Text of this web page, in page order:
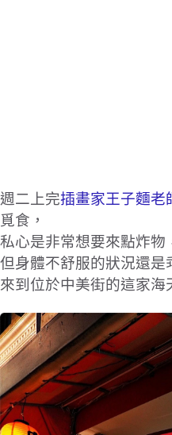
週二上完插畫家王子麵老
覓食，
私心是非常想要來點炸物
但身體不舒服的狀況還是
來到位於中美街的這家海